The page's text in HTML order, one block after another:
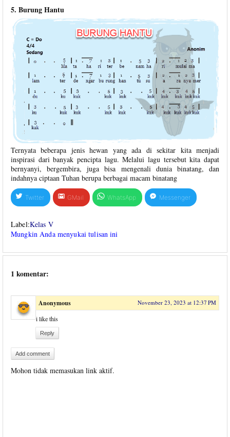
5. Burung Hantu
Ternyata beberapa jenis hewan yang ada di sekitar kita menjadi
inspirasi dari banyak pencipta lagu. Melalui lagu tersebut kita dapat
bernyanyi, bergembira, juga bisa mengenali dunia binatang, dan
indahnya ciptaan Tuhan berupa berbagai macam binatang
Twitter GMail WhatsApp Messenger
Label:Kelas V
Mungkin Anda menyukai tulisan ini
1 komentar:
Anonymous November 23, 2023 at 12:37 PM
i like this
Reply
Add comment
Mohon tidak memasukan link aktif.